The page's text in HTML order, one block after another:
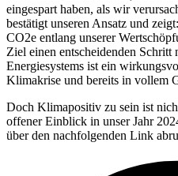
eingespart haben, als wir
bestätigt unseren Ansatz und
CO2e entlang unserer
Ziel einen entscheidenden Schritt
Energiesystems ist ein
Klimakrise und bereits in vollem
Doch Klimapositiv zu sein ist
offener Einblick in unser Jahr
über den nachfolgenden Link